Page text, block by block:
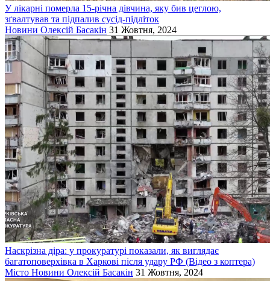
У лікарні померла 15-річна дівчина, яку бив цеглою,
зґвалтував та підпалив сусід-підліток
Новини Олексій Басакін 31 Жовтня, 2024
Наскрізна діра: у прокуратурі показали, як виглядає
багатоповерхівка в Харкові після удару РФ (Відео з коптера)
Місто Новини Олексій Басакін 31 Жовтня, 2024